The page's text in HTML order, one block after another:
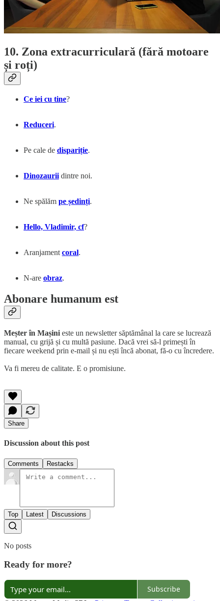
10. Zona extracurriculară (fără motoare
și roți)
Ce iei cu tine?
Reduceri.
Pe cale de dispariție.
Dinozaurii dintre noi.
Ne spălăm pe ședinți.
Hello, Vladimir, cf?
Aranjament coral.
N-are obraz.
Abonare humanum est
Meșter în Mașini este un newsletter săptămânal la care se lucrează
manual, cu grijă și cu multă pasiune. Dacă vrei să-l primești în
fiecare weekend prin e-mail și nu ești încă abonat, fă-o cu încredere.
Va fi mereu de calitate. E o promisiune.
Share
Discussion about this post
Comments Restacks
Top Latest Discussions
No posts
Ready for more?
Subscribe